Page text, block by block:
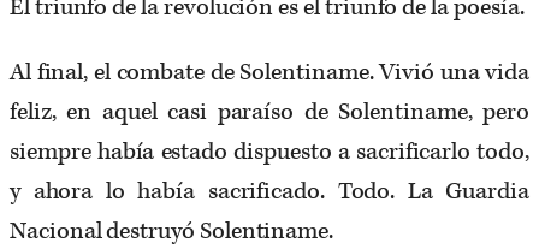
El triunfo de la revolución es el triunfo de la poesía.
Al final, el combate de Solentiname. Vivió una vida
feliz, en aquel casi paraíso de Solentiname, pero
siempre había estado dispuesto a sacrificarlo todo,
y ahora lo había sacrificado. Todo. La Guardia
Nacional destruyó Solentiname.